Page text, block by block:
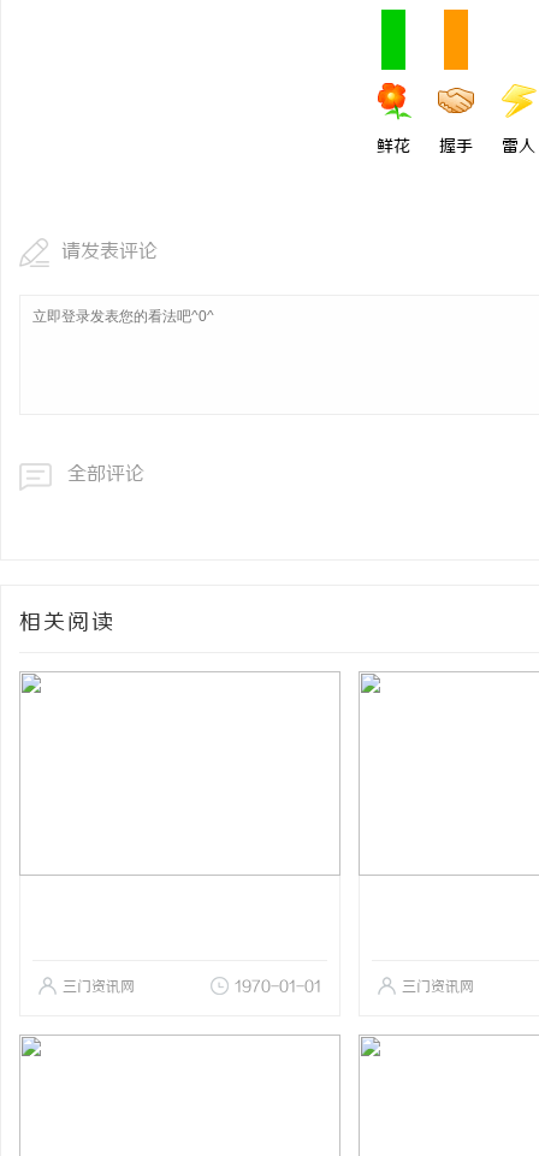
鲜花 握手 雷人
请发表评论
全部评论
相关阅读
三门资讯网 1970-01-01 三门资讯网